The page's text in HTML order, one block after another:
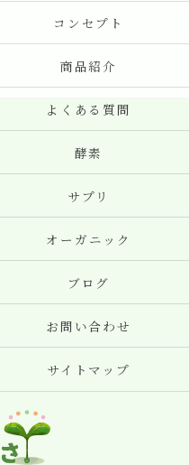
コンセプト
商品紹介
よくある質問
酵素
サプリ
オーガニック
ブログ
お問い合わせ
サイトマップ